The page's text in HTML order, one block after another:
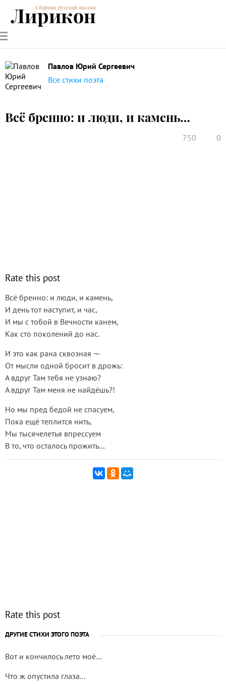
РУССКИЕ
ПОЭТЫ
СОВРЕМЕННИКИЭНЦИКЛОПЕДИЯ
ПОЭЗИИ
Сборник русской поэзии
Лирикон
Павлов Юрий Сергеевич
Все стихи поэта
Всё бренно: и люди, и камень…
750 0
Rate this post
Всё бренно: и люди, и камень,
И день тот наступит, и час,
И мы с тобой в Вечности канем,
Как сто поколений до нас.
И это как рана сквозная ¬-
От мысли одной бросит в дрожь:
А вдруг Там тебя не узнаю?
А вдруг Там меня не найдёшь?!
Но мы пред бедой не спасуем,
Пока ещё теплится нить,
Мы тысячелетья впрессуем
В то, что осталось прожить…
Rate this post
ДРУГИЕ СТИХИ ЭТОГО ПОЭТА
Вот и кончилось лето моё…
Что ж опустила глаза...